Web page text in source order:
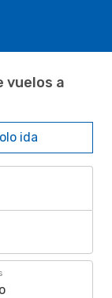
vuelos a
ida